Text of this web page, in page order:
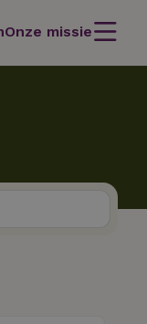
Onze missie